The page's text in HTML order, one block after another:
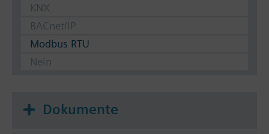
KNX
BACnet/IP
Modbus RTU
Nein
Dokumente